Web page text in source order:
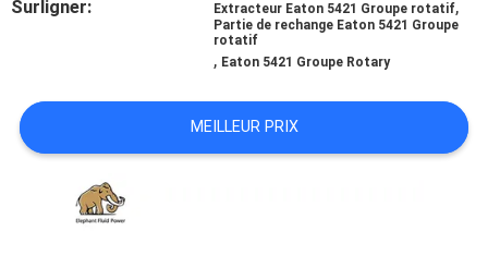
NOUVELLES
CAS
PLAN
Surligner: Extracteur Eaton 5421 Groupe rotatif,
Partie de rechange Eaton 5421 Groupe
rotatif
, Eaton 5421 Groupe Rotary
MEILLEUR PRIX